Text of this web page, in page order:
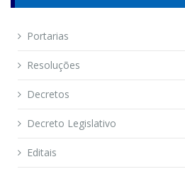
Portarias
Resoluções
Decretos
Decreto Legislativo
Editais